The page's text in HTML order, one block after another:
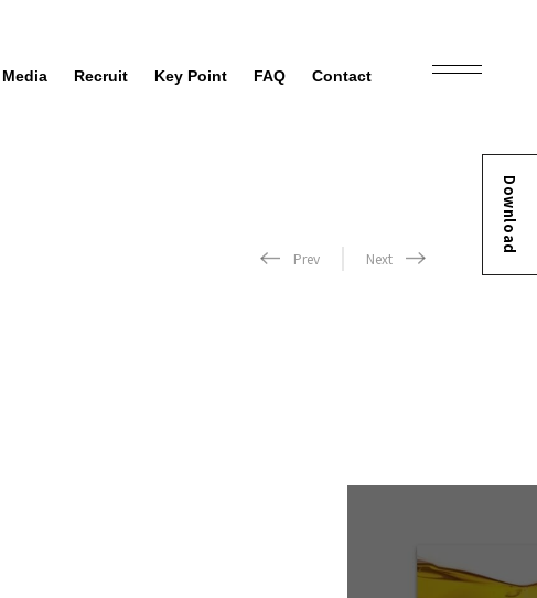
Media Recruit Key Point FAQ Contact
Download
Prev Next